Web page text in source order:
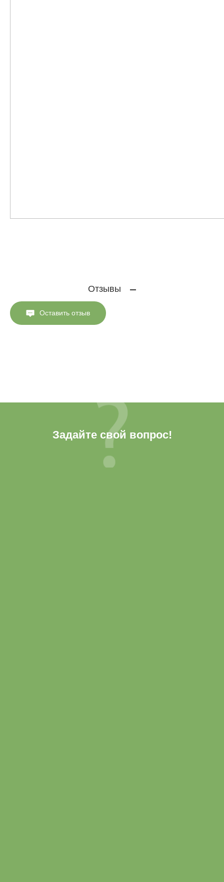
Отзывы
Оставить отзыв
Задайте свой вопрос!